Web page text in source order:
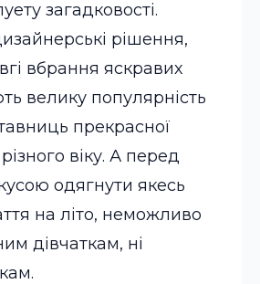
загадковості.
рішення,
вбрання яскравих
велику популярність
прекрасної
віку. А перед
одягнути якесь
на літо, неможливо
дівчаткам, ні